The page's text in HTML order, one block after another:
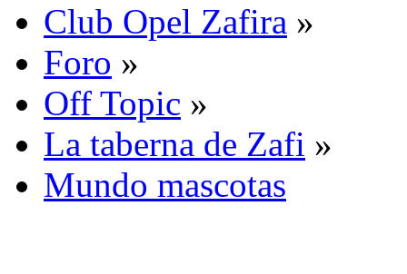
Club Opel Zafira »
Foro »
Off Topic »
La taberna de Zafi »
Mundo mascotas